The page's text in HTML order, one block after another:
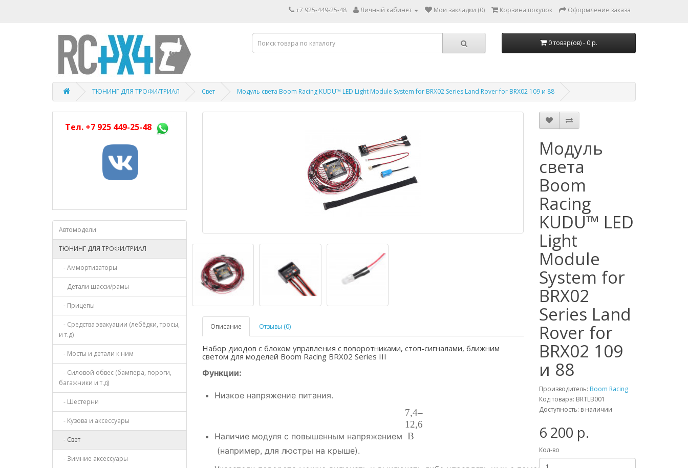
+7 925-449-25-48 Личный кабинет Мои закладки (0) Корзина покупок Оформление заказа
0 товар(ов) - 0 р.
ТЮНИНГ ДЛЯ ТРОФИ/ТРИАЛ Свет Модуль света Boom Racing KUDU™ LED Light Module System for BRX02 Series Land Rover for BRX02 109 и 88
Тел. +7 925 449-25-48
Автомодели
ТЮНИНГ ДЛЯ ТРОФИ/ТРИАЛ
- Аммортизаторы
- Детали шасси/рамы
- Прицепы
- Средства эвакуации (лебёдки, тросы,
и т.д)
- Мосты и детали к ним
- Силовой обвес (бампера, пороги,
багажники и т.д)
- Шестерни
- Кузова и аксессуары
- Свет
- Зимние аксессуары
Описание Отзывы (0)
Набор диодов с блоком управления с поворотниками, стоп-сигналами, ближним
светом для моделей Boom Racing BRX02 Series III
Функции:
Низкоенапряжениепитания.
Наличиемодуля с повышенным напряжением
7,4–
12,6
В
(например, для люстры на крыше).
Модуль
света
Boom
Racing
KUDU™ LED
Light
Module
System for
BRX02
Series Land
Rover for
BRX02 109
и 88
Производитель: Boom Racing
Код товара: BRTLB001
Доступность: в наличии
6 200 р.
Кол-во